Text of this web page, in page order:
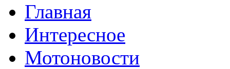
Главная
Интересное
Мотоновости